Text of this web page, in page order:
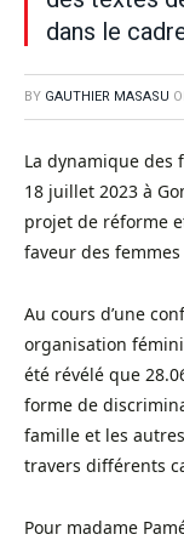
dans le
BY GAUTHIER MASASU
La dynamique des
18 juillet 2023 à
projet de réforme
faveur des femmes
Au cours d’une
organisation
été révélé que
forme de
famille et les
travers différents
Pour madame